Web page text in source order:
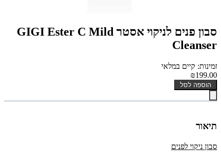
סבון פנים לניקוי אסטר GIGI Ester C Mild
Cleanser
זמינות: קיים במלאי
₪199.00
הוספה לסל
תיאור
סבון ניקוי לפנים